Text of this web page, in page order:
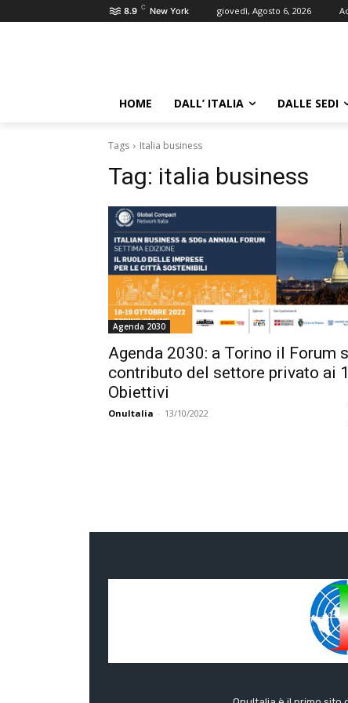
8.9 C New York giovedì, Agosto 6, 2026
HOME DALL’ ITALIA DALLE SEDI
Tags Italia business
Tag: italia business
Agenda 2030
Agenda 2030: a Torino il Forum
contributo del settore privato ai
Obiettivi
OnuItalia - 13/10/2022